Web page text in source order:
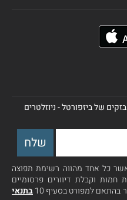
של ביזפורטל - ניוזלטרים
כל אחד מהווה רשימת תפוצה
חמות וקבלת דיוורים פרסומיים
למפורט בסעיף 10
בתנאי